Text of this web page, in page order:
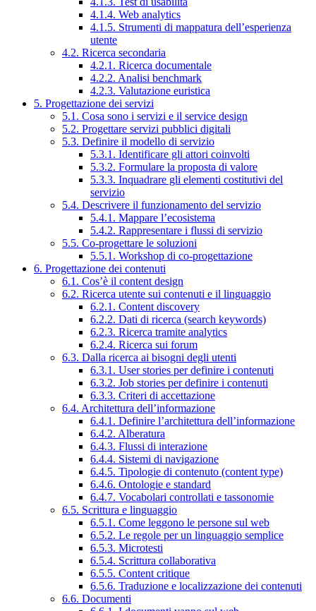
4.1.4. Web analytics
4.1.5. Strumenti di mappatura dell’esperienza
utente
4.2. Ricerca secondaria
4.2.1. Ricerca documentale
4.2.2. Analisi benchmark
4.2.3. Valutazione euristica
5. Progettazione dei servizi
5.1. Cosa sono i servizi e il service design
5.2. Progettare servizi pubblici digitali
5.3. Definire il modello di servizio
5.3.1. Identificare gli attori coinvolti
5.3.2. Formulare la proposta di valore
5.3.3. Inquadrare gli elementi costitutivi del
servizio
5.4. Descrivere il funzionamento del servizio
5.4.1. Mappare l’ecosistema
5.4.2. Rappresentare i flussi di servizio
5.5. Co-progettare le soluzioni
5.5.1. Workshop di co-progettazione
6. Progettazione dei contenuti
6.1. Cos’è il content design
6.2. Ricerca utente sui contenuti e il linguaggio
6.2.1. Content discovery
6.2.2. Dati di ricerca (search keywords)
6.2.3. Ricerca tramite analytics
6.2.4. Ricerca sui forum
6.3. Dalla ricerca ai bisogni degli utenti
6.3.1. User stories per definire i contenuti
6.3.2. Job stories per definire i contenuti
6.3.3. Criteri di accettazione
6.4. Architettura dell’informazione
6.4.1. Definire l’architettura dell’informazione
6.4.2. Alberatura
6.4.3. Flussi di interazione
6.4.4. Sistemi di navigazione
6.4.5. Tipologie di contenuto (content type)
6.4.6. Ontologie e standard
6.4.7. Vocabolari controllati e tassonomie
6.5. Scrittura e linguaggio
6.5.1. Come leggono le persone sul web
6.5.2. Le regole per un linguaggio semplice
6.5.3. Microtesti
6.5.4. Scrittura collaborativa
6.5.5. Content critique
6.5.6. Traduzione e localizzazione dei contenuti
6.6. Documenti